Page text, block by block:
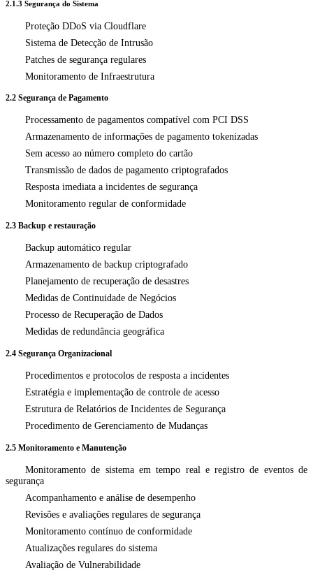
2.1.3 Segurança do Sistema
Proteção DDoS via Cloudflare
Sistema de Detecção de Intrusão
Patches de segurança regulares
Monitoramento de Infraestrutura
2.2 Segurança de Pagamento
Processamento de pagamentos compatível com PCI DSS
Armazenamento de informações de pagamento tokenizadas
Sem acesso ao número completo do cartão
Transmissão de dados de pagamento criptografados
Resposta imediata a incidentes de segurança
Monitoramento regular de conformidade
2.3 Backup e restauração
Backup automático regular
Armazenamento de backup criptografado
Planejamento de recuperação de desastres
Medidas de Continuidade de Negócios
Processo de Recuperação de Dados
Medidas de redundância geográfica
2.4 Segurança Organizacional
Procedimentos e protocolos de resposta a incidentes
Estratégia e implementação de controle de acesso
Estrutura de Relatórios de Incidentes de Segurança
Procedimento de Gerenciamento de Mudanças
2.5 Monitoramento e Manutenção
Monitoramento de sistema em tempo real e registro de eventos de
segurança
Acompanhamento e análise de desempenho
Revisões e avaliações regulares de segurança
Monitoramento contínuo de conformidade
Atualizações regulares do sistema
Avaliação de Vulnerabilidade